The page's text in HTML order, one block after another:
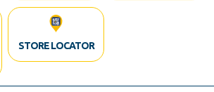
STORE LOCATOR